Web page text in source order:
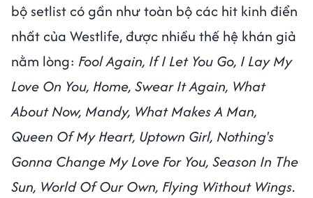
bộ setlist có gần như toàn bộ các hit kinh điển
nhất của Westlife, được nhiều thế hệ khán giả
nằm lòng: Fool Again, If I Let You Go, I Lay My
Love On You, Home, Swear It Again, What
About Now, Mandy, What Makes A Man,
Queen Of My Heart, Uptown Girl, Nothing's
Gonna Change My Love For You, Season In The
Sun, World Of Our Own, Flying Without Wings.